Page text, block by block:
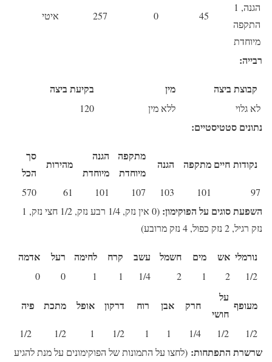
הגנה, 1
התקפה
מיוחדת
45
0
257 איטי
רבייה:
קבוצת ביצה מין בקיעת ביצה
לא גלוי ללא מין 120
נתונים סטטיסטיים:
נקודות חיים מתקפה הגנה
מתקפה
מיוחדת
הגנה
מיוחדת
מהירות
סך
הכל
97
101
103
107
101
61
570
השפעת סוגים על הפוקימון:
(0 אין נזק, 1/4 רבע נזק, 1/2 חצי נזק, 1
נזק רגיל, 2 נזק כפול, 4 נזק מרובע)
נורמלי אש מים חשמל עשב קרח לחימה רעל אדמה
2
1
2
1/4
1
1
0
0
מעופף
על
חושי
חרק אבן רוח דרקון אופל מתכת פיה
1/2
1/4
1
1/2
1
1/2
שרשרת התפתחות: (לחצו על התמונות של הפוקימונים על מנת להגיע